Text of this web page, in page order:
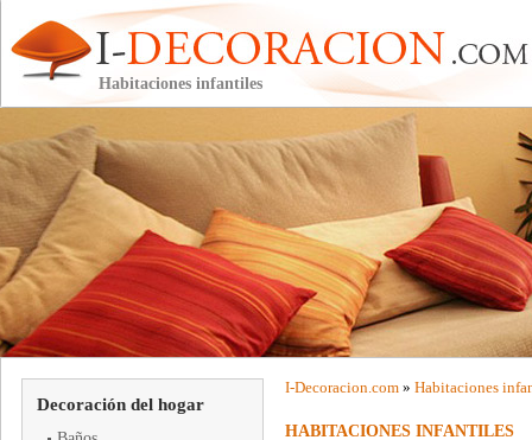
Habitaciones infantiles
Decoración del hogar
I-Decoracion.com » Habitaciones
HABITACIONES INFANTILES